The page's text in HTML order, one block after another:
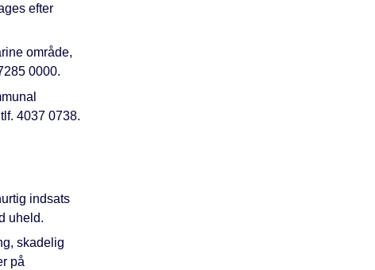
efter
område,
0000.
4037 0738.
indsats
uheld.
skadelig
på